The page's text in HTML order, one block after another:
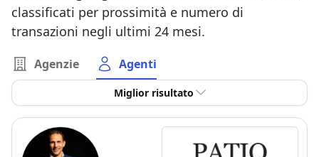
classificati per prossimità e numero di
transazioni negli ultimi 24 mesi.
Agenzie Agenti
Miglior risultato